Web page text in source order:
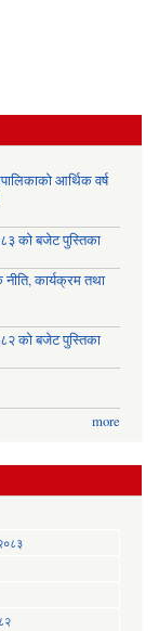
आर्थिक वर्ष
को बजेट पुस्तिका
कार्यक्रम तथा
को बजेट पुस्तिका
more